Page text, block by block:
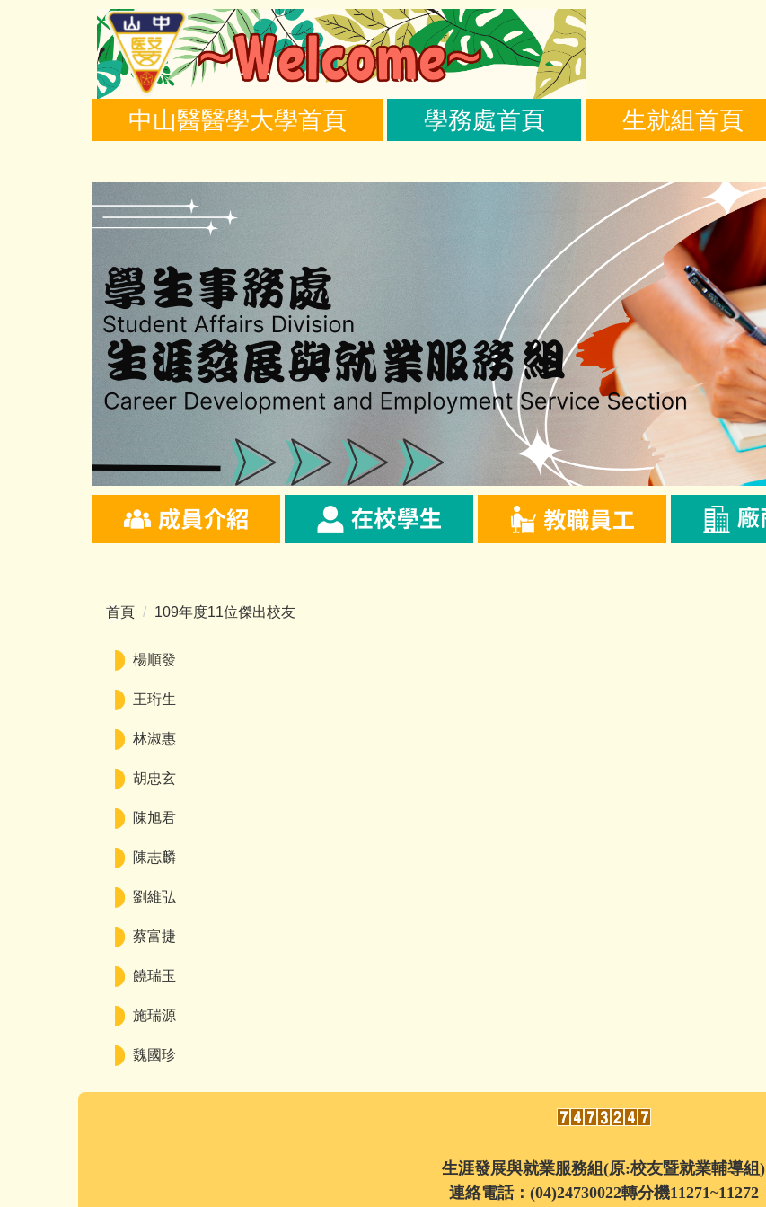
中山醫醫學大學首頁 學務處首頁 生就組首頁
首頁 109年度11位傑出校友
楊順發
王珩生
林淑惠
胡忠玄
陳旭君
陳志麟
劉維弘
蔡富捷
饒瑞玉
施瑞源
魏國珍
生涯發展與就業服務組(原:校友暨就業輔導組)
連絡電話： (04)24730022轉分機11271~11272